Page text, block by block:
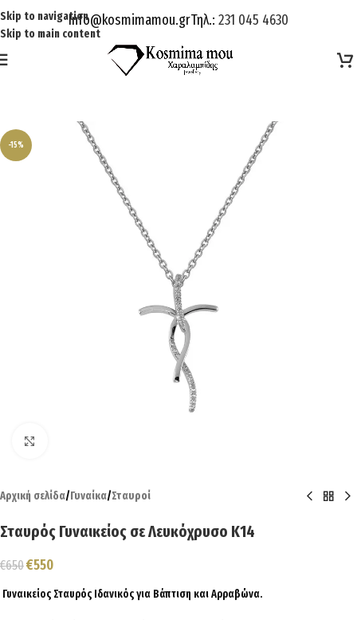
Skip to navigation
Skip to main content
Info@kosmimamou.grΤηλ.: 231 045 4630
-15%
Αρχική σελίδα/Γυναίκα/Σταυροί
Σταυρός Γυναικείος σε Λευκόχρυσο Κ14
€650€550
Γυναικείος Σταυρός Ιδανικός για Βάπτιση και Αρραβώνα.